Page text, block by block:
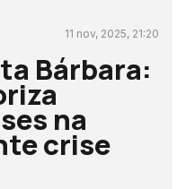
11 nov, 2025, 21:20
Bárbara:
na
crise